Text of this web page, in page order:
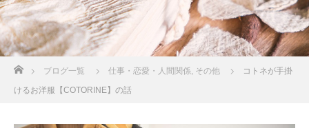
ブログ一覧 仕事・恋愛・人間関係, その他
コトネが手掛
けるお洋服【COTORINE】の話